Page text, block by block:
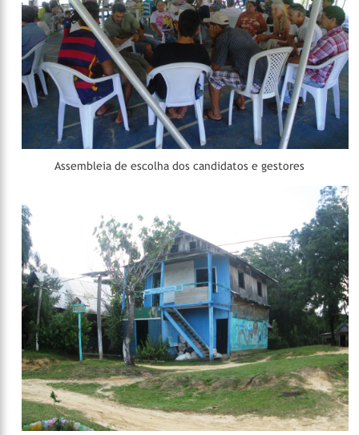
Assembleia de escolha dos candidatos e gestores